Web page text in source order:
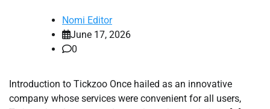
Nomi Editor
June 17, 2026
0
Introduction to Tickzoo Once hailed as an innovative
company whose services were convenient for all users,